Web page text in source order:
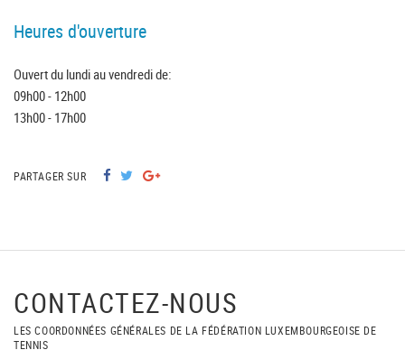
Heures d'ouverture
Ouvert du lundi au vendredi de:
09h00 - 12h00
13h00 - 17h00
PARTAGER SUR
CONTACTEZ-NOUS
LES COORDONNÉES GÉNÉRALES DE LA FÉDÉRATION LUXEMBOURGEOISE DE
TENNIS